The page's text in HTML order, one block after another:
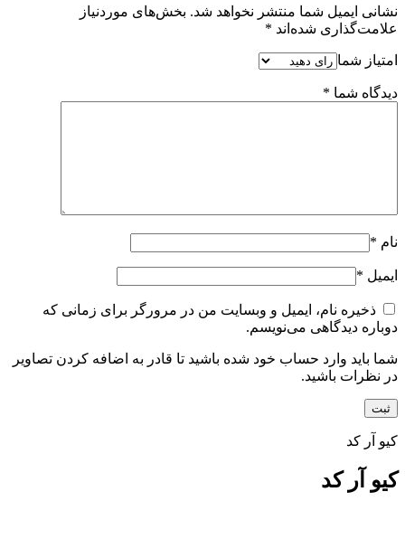
نشانی ایمیل شما منتشر نخواهد شد. بخش‌های موردنیاز
علامت‌گذاری شده‌اند *
امتیاز شما
دیدگاه شما *
نام *
ایمیل *
ذخیره نام، ایمیل و وبسایت من در مرورگر برای زمانی که
دوباره دیدگاهی می‌نویسم.
شما باید وارد حساب خود شده باشید تا قادر به اضافه کردن تصاویر
در نظرات باشید.
کیو آر کد
کیو آر کد